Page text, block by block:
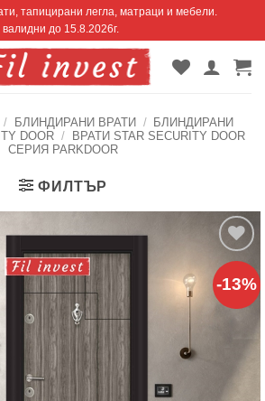
тапицирани легла, матраци и мебели.
до 15.8.2026г.
/ БЛИНДИРАНИ ВРАТИ /
БЛИНДИРАНИ
DOOR /
ВРАТИ STAR SECURITY DOOR
СЕРИЯ PARKDOOR
ФИЛТЪР
-13%
Добавяне
към
списъка с